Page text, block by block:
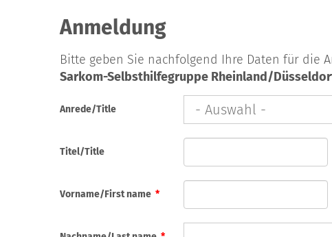
Anmeldung
Bitte geben Sie nachfolgend Ihre Daten für die
Sarkom-Selbsthilfegruppe Rheinland/
Anrede/Title
Titel/Title
Vorname/First name *